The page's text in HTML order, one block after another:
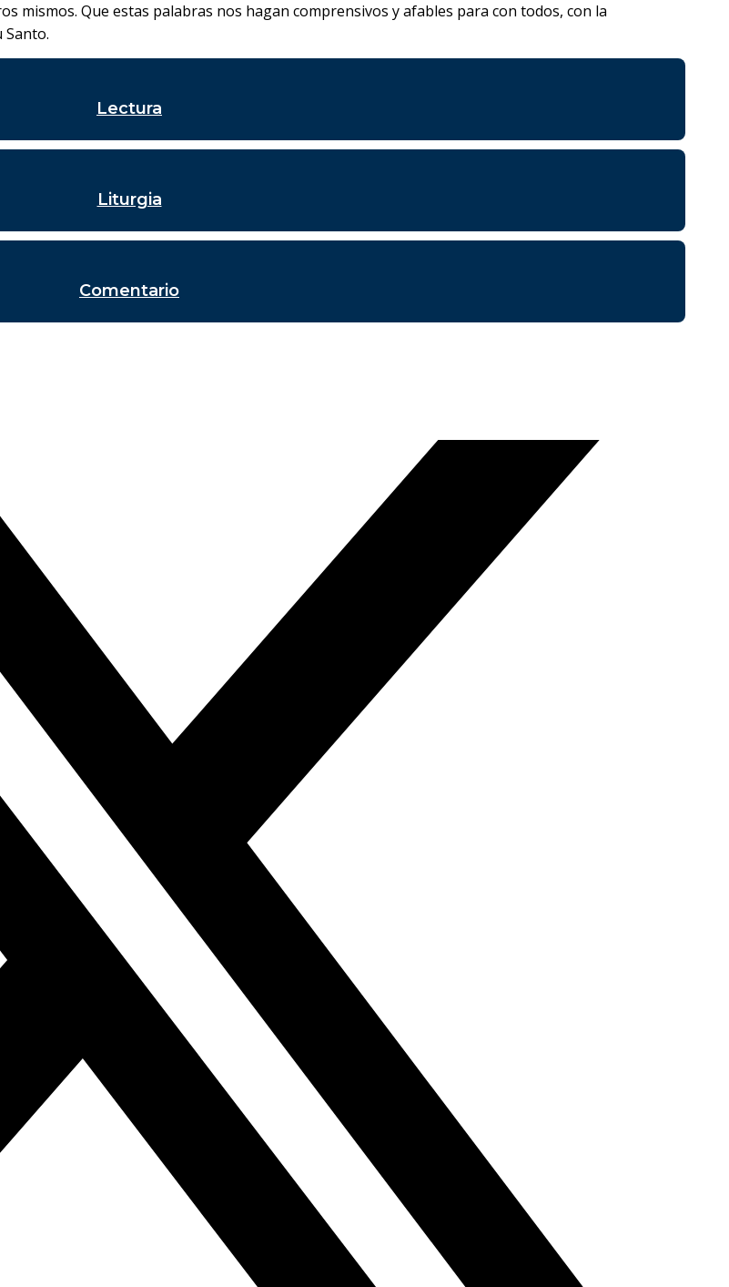
mismos. Que estas palabras nos hagan comprensivos y afables para con todos, con la
Santo.
Lectura
Liturgia
Comentario